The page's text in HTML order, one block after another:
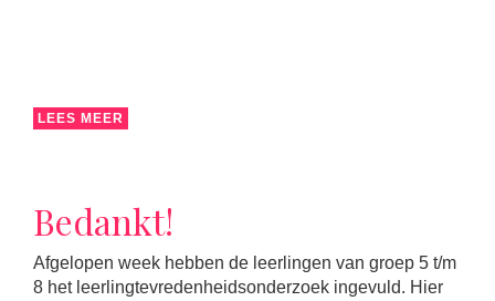
LEES MEER
Bedankt!
Afgelopen week hebben de leerlingen van groep 5 t/m
8 het leerlingtevredenheidsonderzoek ingevuld. Hier